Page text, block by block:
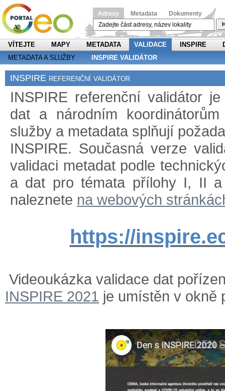
Adresy Metadata Dokumenty
VÍTEJTE MAPY METADATA VALIDACE INSPIRE
METADATA A SLUŽBY
INSPIRE VALIDÁTOR
INSPIRE referenční validátor
INSPIRE referenční validátor
dat a národním
služby a metadata splňují
INSPIRE. Současná verze
validaci metadat podle
a dat pro témata přílohy I, II a
naleznete na webových
https://
Videoukázka validace dat
INSPIRE 2021 je umístěn v okně